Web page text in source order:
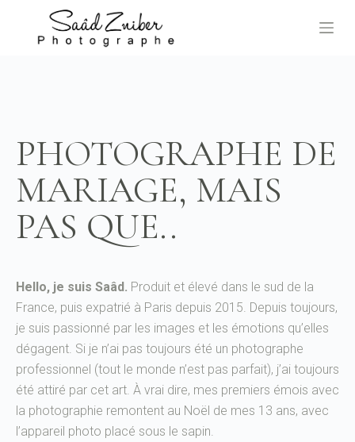
a
u
c
o
n
u
PHOTOGRAPHE DE
MARIAGE, MAIS
PAS QUE..
Hello, je suis Saâd. Produit et élevé dans le sud de la
France, puis expatrié à Paris depuis 2015. Depuis toujours,
je suis passionné par les images et les émotions qu’elles
dégagent. Si je n’ai pas toujours été un photographe
professionnel (tout le monde n’est pas parfait), j’ai toujours
été attiré par cet art. À vrai dire, mes premiers émois avec
la photographie remontent au Noël de mes 13 ans, avec
l’appareil photo placé sous le sapin.